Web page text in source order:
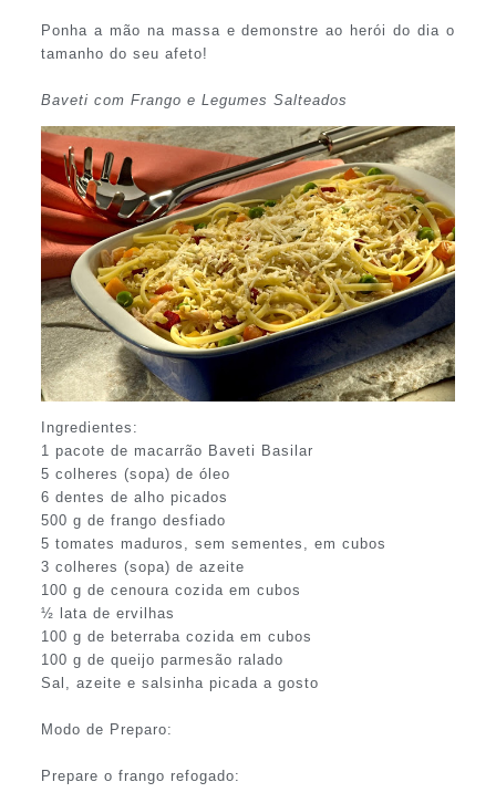
Ponha a mão na massa e demonstre ao herói do dia o
tamanho do seu afeto!
Baveti com Frango e Legumes Salteados
Ingredientes:
1 pacote de macarrão Baveti Basilar
5 colheres (sopa) de óleo
6 dentes de alho picados
500 g de frango desfiado
5 tomates maduros, sem sementes, em cubos
3 colheres (sopa) de azeite
100 g de cenoura cozida em cubos
½ lata de ervilhas
100 g de beterraba cozida em cubos
100 g de queijo parmesão ralado
Sal, azeite e salsinha picada a gosto
Modo de Preparo:
Prepare o frango refogado: